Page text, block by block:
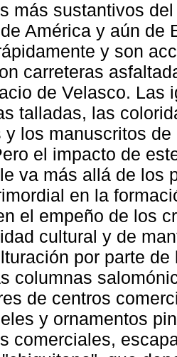
más sustantivos
América y aún de
y son
carreteras
de Velasco. Las
talladas, las
y los manuscritos
el impacto de
va más allá de los
en la
el empeño de los
cultural y de
por parte
columnas
de centros
y ornamentos
comerciales,